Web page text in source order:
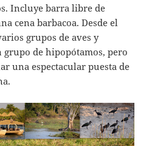
Incluye barra libre de
cena barbacoa. Desde el
grupos de aves y
grupo de hipopótamos, pero
una espectacular puesta de